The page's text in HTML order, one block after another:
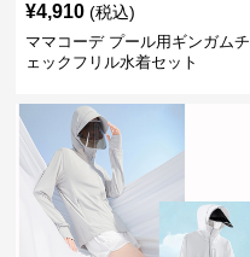
¥4,910 (税込)
ママコーデ プール用ギンガムチ
ェックフリル水着セット